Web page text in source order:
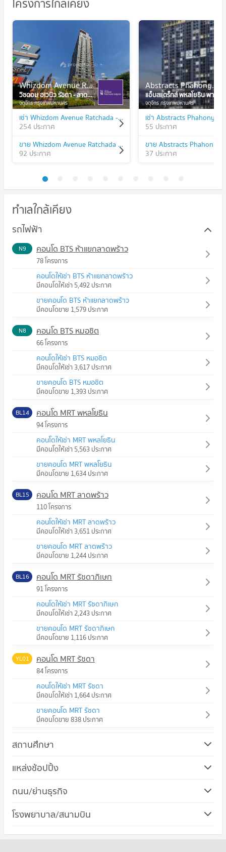
โครงการใกล้เคียง
Whizdom Avenue Ratchada - Ladprao
วิซดอม อเวนิว รัชดา - ลาดพร้าว
จตุจักร กรุงเทพมหานคร
เช่า Whizdom Avenue Ratchada - Ladprao
254 ประกาศ
ขาย Whizdom Avenue Ratchada - Ladprao
92 ประกาศ
Abstracts Phahonyothin Park
แอ็บสแตร็กส์ พหลโยธิน พาร์ค
จตุจักร กรุงเทพมหานคร
เช่า Abstracts
55 ประกาศ
ขาย Abstracts
37 ประกาศ
ทำเลใกล้เคียง
รถไฟฟ้า
N9 คอนโด BTS ห้าแยกลาดพร้าว
78 โครงการ
คอนโดให้เช่า BTS ห้าแยกลาดพร้าว
มีคอนโดให้เช่า 5,492 ประกาศ
ขายคอนโด BTS ห้าแยกลาดพร้าว
มีคอนโดขาย 1,579 ประกาศ
N8 คอนโด BTS หมอชิต
66 โครงการ
คอนโดให้เช่า BTS หมอชิต
มีคอนโดให้เช่า 3,617 ประกาศ
ขายคอนโด BTS หมอชิต
มีคอนโดขาย 1,393 ประกาศ
BL14 คอนโด MRT พหลโยธิน
94 โครงการ
คอนโดให้เช่า MRT พหลโยธิน
มีคอนโดให้เช่า 5,563 ประกาศ
ขายคอนโด MRT พหลโยธิน
มีคอนโดขาย 1,634 ประกาศ
BL15 คอนโด MRT ลาดพร้าว
110 โครงการ
คอนโดให้เช่า MRT ลาดพร้าว
มีคอนโดให้เช่า 3,651 ประกาศ
ขายคอนโด MRT ลาดพร้าว
มีคอนโดขาย 1,244 ประกาศ
BL16 คอนโด MRT รัชดาภิเษก
91 โครงการ
คอนโดให้เช่า MRT รัชดาภิเษก
มีคอนโดให้เช่า 2,243 ประกาศ
ขายคอนโด MRT รัชดาภิเษก
มีคอนโดขาย 1,116 ประกาศ
YL01 คอนโด MRT รัชดา
84 โครงการ
คอนโดให้เช่า MRT รัชดา
มีคอนโดให้เช่า 1,664 ประกาศ
ขายคอนโด MRT รัชดา
มีคอนโดขาย 838 ประกาศ
สถานศึกษา
คอนโด ม.ราชภัฏจันทรเกษม
คอนโดให้เช่า ม.ราชภัฏจันทรเกษม
ขายคอนโด ม.ราชภัฏจันทรเกษม
แหล่งช้อปปิ้ง
คอนโด เซ็นทรัล ลาดพร้าว
คอนโดให้เช่า เซ็นทรัล ลาดพร้าว
ถนน/ย่านธุรกิจ
คอนโด เขตจตุจักร
คอนโดให้เช่า เขตจตุจักร
โรงพยาบาล/สนามบิน